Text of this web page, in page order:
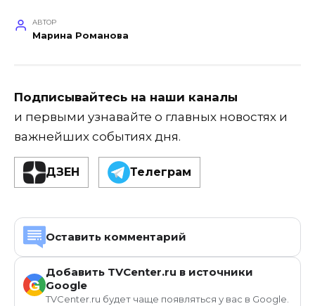
АВТОР
Марина Романова
Подписывайтесь на наши каналы
и первыми узнавайте о главных новостях и
важнейших событиях дня.
ДЗЕН Телеграм
Оставить комментарий
G
Добавить TVCenter.ru в источники
Google
TVCenter.ru будет чаще появляться у вас в Google.